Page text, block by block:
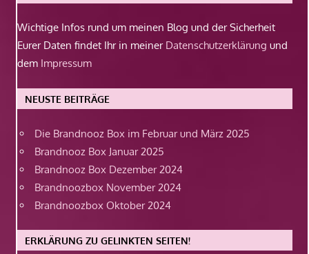
Wichtige Infos rund um meinen Blog und der Sicherheit
Eurer Daten findet Ihr in meiner Datenschutzerklärung und
dem Impressum
NEUSTE BEITRÄGE
Die Brandnooz Box im Februar und März 2025
Brandnooz Box Januar 2025
Brandnooz Box Dezember 2024
Brandnoozbox November 2024
Brandnoozbox Oktober 2024
ERKLÄRUNG ZU GELINKTEN SEITEN!